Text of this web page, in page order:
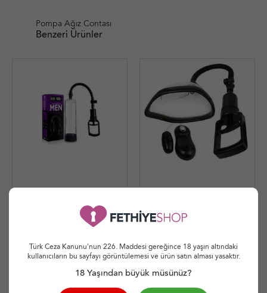
Türk Ceza Kanunu'nun 226. Maddesi gereğince 18 yaşın altındaki
kullanıcıların bu sayfayı görüntülemesi ve ürün satın alması yasaktır.
18 Yaşından büyük müsünüz?
Pompa Ağız Contası
Benzeri Ürünler
730,00 TL